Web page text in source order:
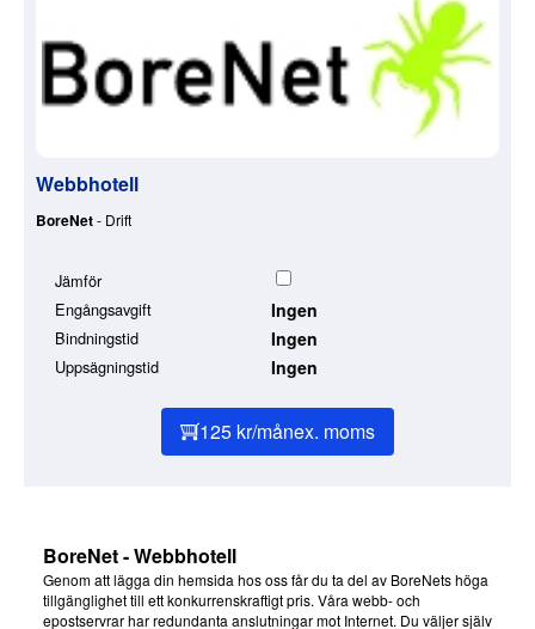
Webbhotell
BoreNet- Drift
Jämför
Engångsavgift
Ingen
Bindningstid Ingen
Uppsägningstid Ingen
125 kr/månex. moms
BoreNet - Webbhotell
Genom att lägga din hemsida hos oss får du ta del av BoreNets höga
tillgänglighet till ett konkurrenskraftigt pris. Våra webb- och
epostservrar har redundanta anslutningar mot Internet. Du väljer själv